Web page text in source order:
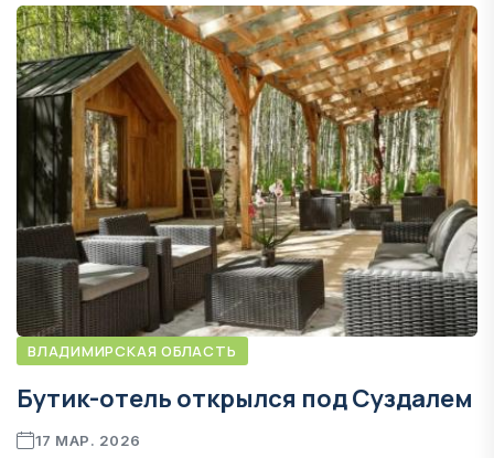
ВЛАДИМИРСКАЯ ОБЛАСТЬ
Бутик-отель открылся под Суздалем
17 МАР. 2026